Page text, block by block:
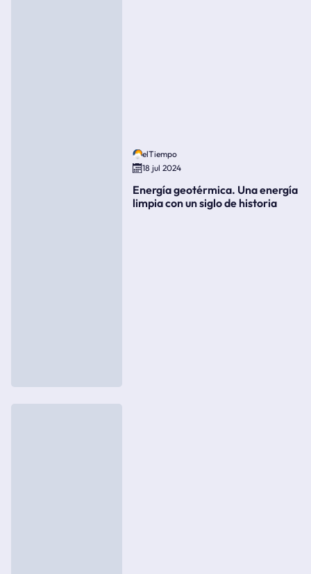
elTiempo
18 jul 2024
Energía geotérmica. Una energía
limpia con un siglo de historia